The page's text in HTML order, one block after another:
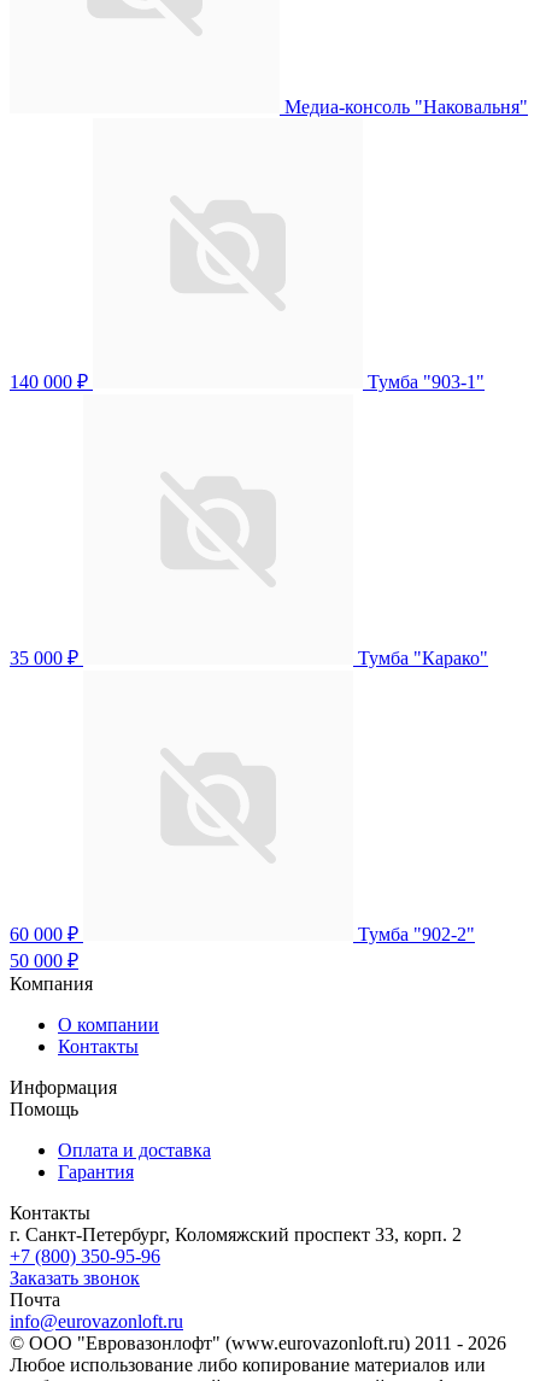
Медиа-консоль "Наковальня"
140 000 ₽ Тумба "903-1"
35 000 ₽ Тумба "Карако"
60 000 ₽
Тумба "902-2"
50 000 ₽
Компания
О компании
Контакты
Информация
Помощь
Оплата и доставка
Гарантия
Контакты
г. Санкт-Петербург, Коломяжский проспект 33, корп. 2
+7 (800) 350-95-96
Заказать звонок
Почта
info@eurovazonloft.ru
© ООО "Евровазонлофт" (www.eurovazonloft.ru) 2011 - 2026
Любое использование либо копирование материалов или